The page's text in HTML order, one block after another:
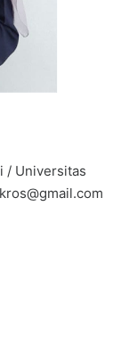
/ Universitas